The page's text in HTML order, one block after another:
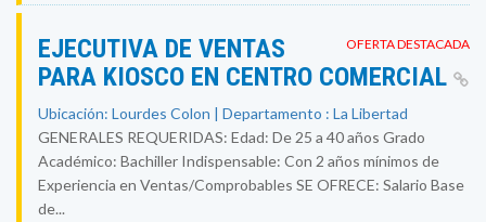
OFERTA DESTACADA
EJECUTIVA DE VENTAS
PARA KIOSCO EN CENTRO COMERCIAL
Ubicación: Lourdes Colon | Departamento : La Libertad
GENERALES REQUERIDAS: Edad: De 25 a 40 años Grado
Académico: Bachiller Indispensable: Con 2 años mínimos de
Experiencia en Ventas/Comprobables SE OFRECE: Salario Base
de...